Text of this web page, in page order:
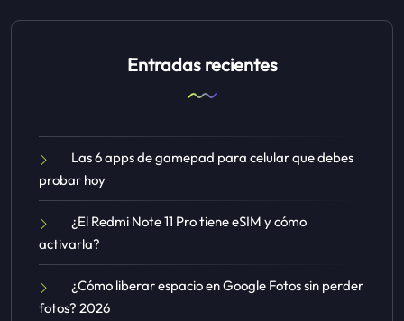
Entradas recientes
Las 6 apps de gamepad para celular que debes
probar hoy
¿El Redmi Note 11 Pro tiene eSIM y cómo
activarla?
¿Cómo liberar espacio en Google Fotos sin perder
fotos? 2026